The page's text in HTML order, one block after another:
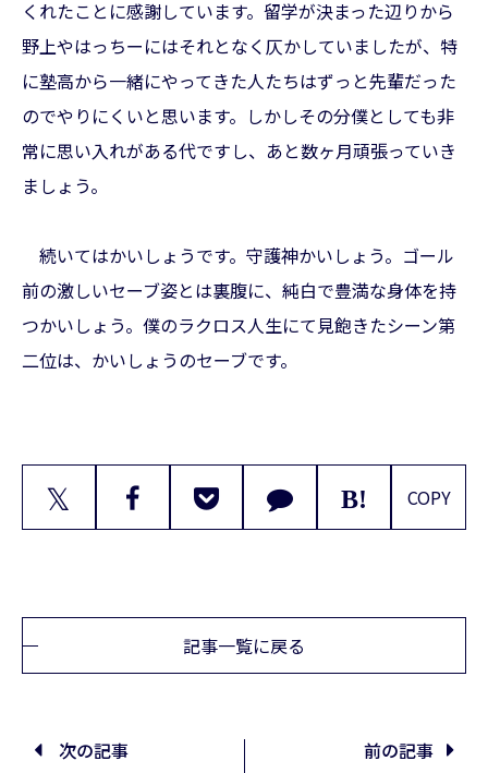
くれたことに感謝しています。留学が決まった辺りから
野上やはっちーにはそれとなく仄かしていましたが、特
に塾高から一緒にやってきた人たちはずっと先輩だった
のでやりにくいと思います。しかしその分僕としても非
常に思い入れがある代ですし、あと数ヶ月頑張っていき
ましょう。
続いてはかいしょうです。守護神かいしょう。ゴール
前の激しいセーブ姿とは裏腹に、純白で豊満な身体を持
つかいしょう。僕のラクロス人生にて見飽きたシーン第
二位は、かいしょうのセーブです。
𝕏 COPY
記事一覧に戻る
次の記事 前の記事